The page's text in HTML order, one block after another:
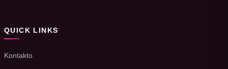
QUICK LINKS
Kontakto